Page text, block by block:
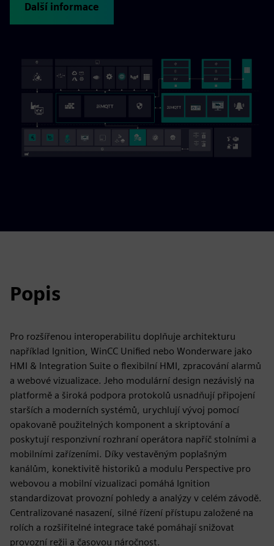
Další informace
Popis
Pro rozšířenou interoperabilitu doplňuje architekturu
například Ignition, WinCC Unified nebo Wonderware jako
HMI & Integration Suite o flexibilní HMI, zpracování alarmů
a webové vizualizace. Jeho modulární design nezávislý na
platformě a široká podpora protokolů usnadňují připojení
starších a moderních systémů, urychlují vývoj pomocí
opakovaně použitelných komponent a skriptování a
poskytují responzivní rozhraní operátora napříč stolními a
mobilními zařízeními. Díky vestavěným poplašným
kanálům, konektivitě historiků a modulu Perspective pro
webovou a mobilní vizualizaci pomáhá Ignition
standardizovat provozní pohledy a analýzy v celém závodě.
Centralizované nasazení, silné řízení přístupu založené na
rolích a rozšiřitelné integrace také pomáhají snižovat
provozní režii a časovou náročnost.